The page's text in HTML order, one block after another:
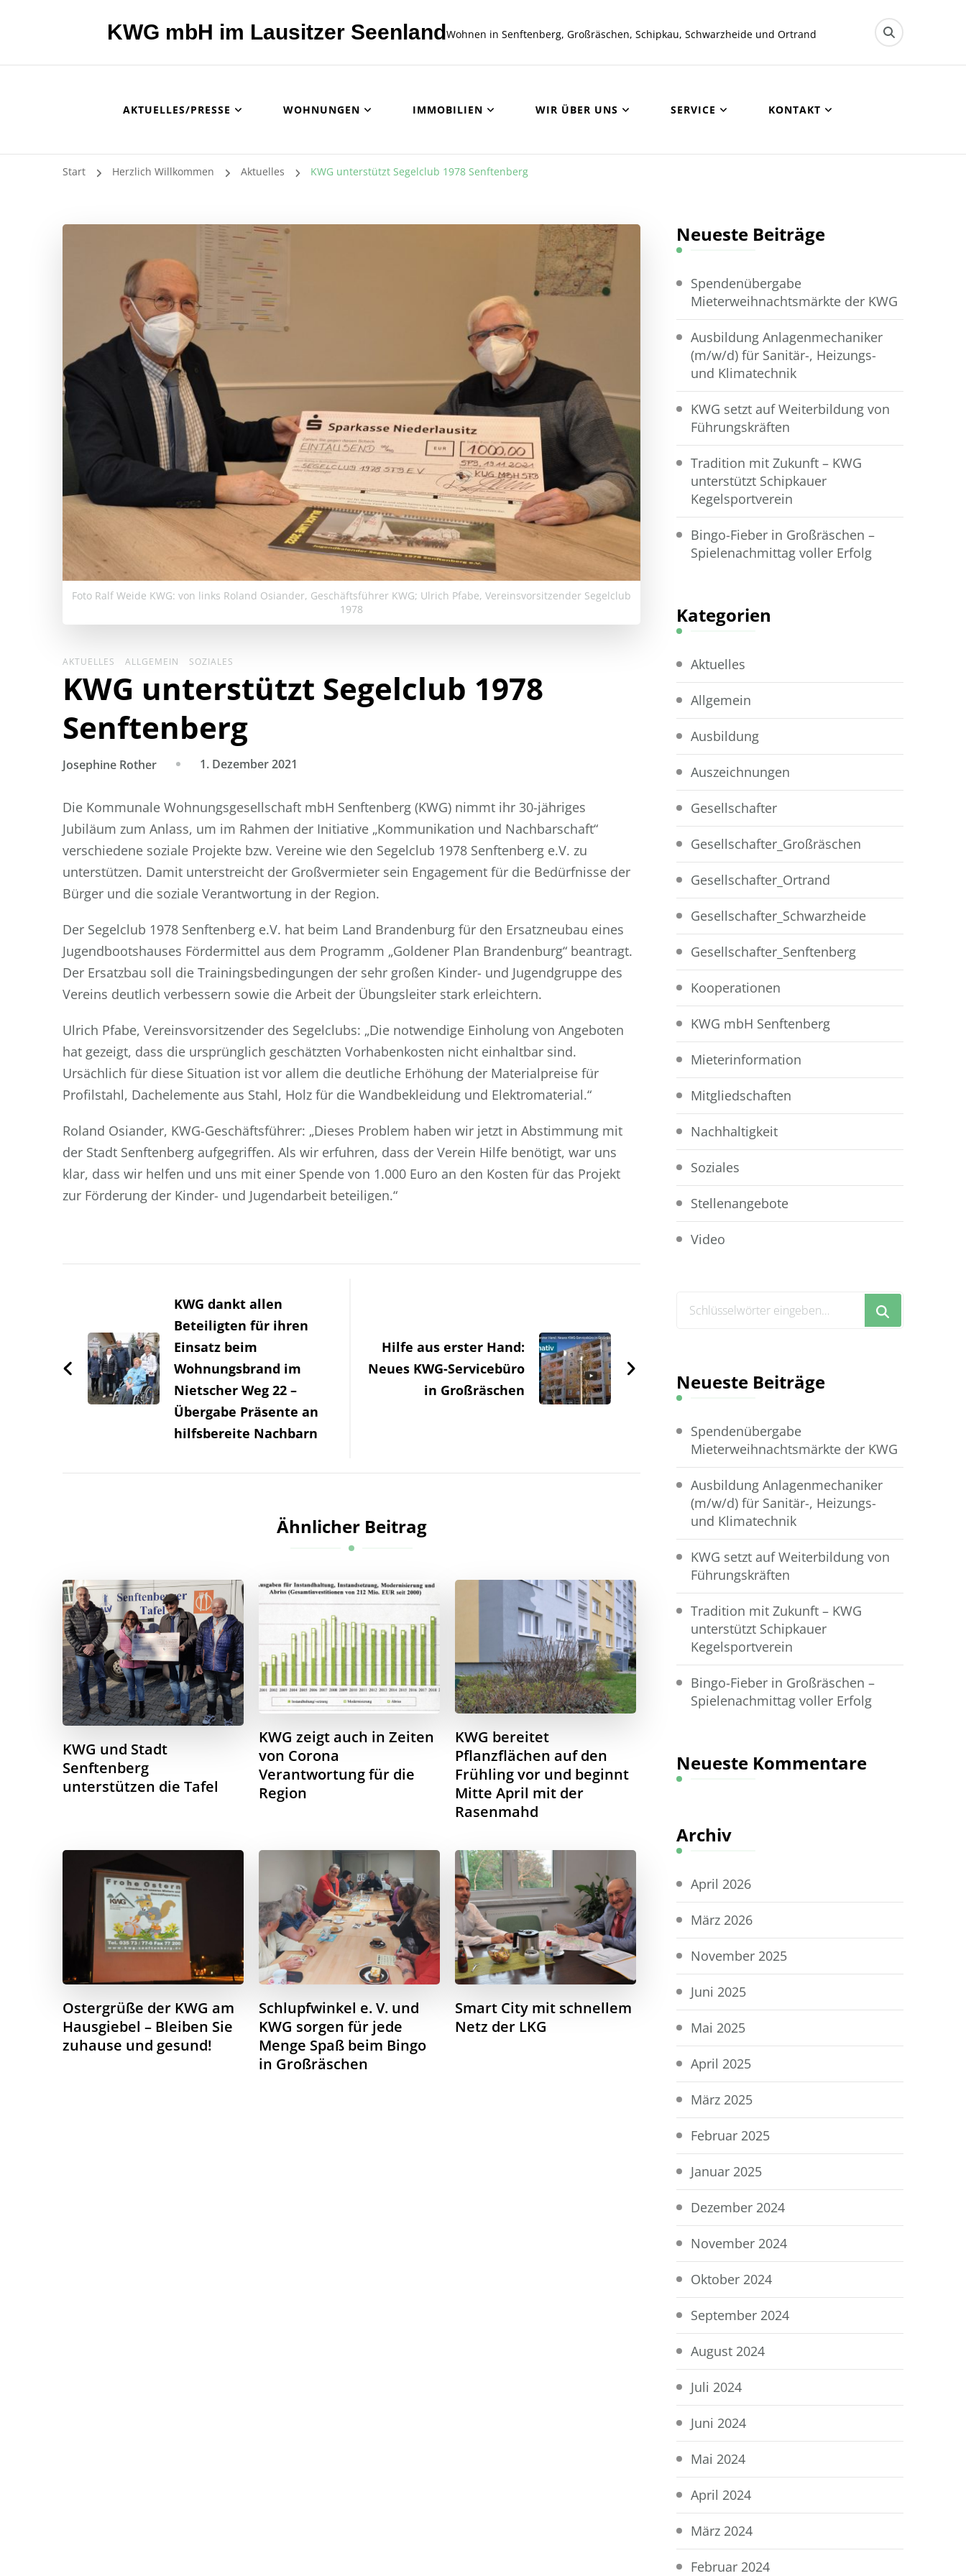
KWG mbH im Lausitzer SeenlandWohnen in Senftenberg, Großräschen, Schipkau, Schwarzheide und Ortrand
AKTUELLES/PRESSE WOHNUNGEN IMMOBILIEN WIR ÜBER UNS SERVICE KONTAKT
Start Herzlich Willkommen Aktuelles KWG unterstützt Segelclub 1978 Senftenberg
Foto Ralf Weide KWG: von links Roland Osiander, Geschäftsführer KWG; Ulrich Pfabe, Vereinsvorsitzender Segelclub
1978
AKTUELLES ALLGEMEIN SOZIALES
KWG unterstützt Segelclub 1978
Senftenberg
Josephine Rother 1. Dezember 2021
Die Kommunale Wohnungsgesellschaft mbH Senftenberg (KWG) nimmt ihr 30-jähriges
Jubiläum zum Anlass, um im Rahmen der Initiative „Kommunikation und Nachbarschaft“
verschiedene soziale Projekte bzw. Vereine wie den Segelclub 1978 Senftenberg e.V. zu
unterstützen. Damit unterstreicht der Großvermieter sein Engagement für die Bedürfnisse der
Bürger und die soziale Verantwortung in der Region.
Der Segelclub 1978 Senftenberg e.V. hat beim Land Brandenburg für den Ersatzneubau eines
Jugendbootshauses Fördermittel aus dem Programm „Goldener Plan Brandenburg“ beantragt.
Der Ersatzbau soll die Trainingsbedingungen der sehr großen Kinder- und Jugendgruppe des
Vereins deutlich verbessern sowie die Arbeit der Übungsleiter stark erleichtern.
Ulrich Pfabe, Vereinsvorsitzender des Segelclubs: „Die notwendige Einholung von Angeboten
hat gezeigt, dass die ursprünglich geschätzten Vorhabenkosten nicht einhaltbar sind.
Ursächlich für diese Situation ist vor allem die deutliche Erhöhung der Materialpreise für
Profilstahl, Dachelemente aus Stahl, Holz für die Wandbekleidung und Elektromaterial.“
Roland Osiander, KWG-Geschäftsführer: „Dieses Problem haben wir jetzt in Abstimmung mit
der Stadt Senftenberg aufgegriffen. Als wir erfuhren, dass der Verein Hilfe benötigt, war uns
klar, dass wir helfen und uns mit einer Spende von 1.000 Euro an den Kosten für das Projekt
zur Förderung der Kinder- und Jugendarbeit beteiligen.“
KWG dankt allen
Beteiligten für ihren
Einsatz beim
Wohnungsbrand im
Nietscher Weg 22 –
Übergabe Präsente an
hilfsbereite Nachbarn
Hilfe aus erster Hand:
Neues KWG-Servicebüro
in Großräschen
Ähnlicher Beitrag
KWG und Stadt
Senftenberg
unterstützen die Tafel
KWG zeigt auch in Zeiten
von Corona
Verantwortung für die
Region
KWG bereitet
Pflanzflächen auf den
Frühling vor und beginnt
Mitte April mit der
Rasenmahd
Ostergrüße der KWG am
Hausgiebel – Bleiben Sie
zuhause und gesund!
Schlupfwinkel e. V. und
KWG sorgen für jede
Menge Spaß beim Bingo
in Großräschen
Smart City mit schnellem
Netz der LKG
Neueste Beiträge
Spendenübergabe
Mieterweihnachtsmärkte der KWG
Ausbildung Anlagenmechaniker
(m/w/d) für Sanitär-, Heizungs-
und Klimatechnik
KWG setzt auf Weiterbildung von
Führungskräften
Tradition mit Zukunft – KWG
unterstützt Schipkauer
Kegelsportverein
Bingo-Fieber in Großräschen –
Spielenachmittag voller Erfolg
Kategorien
Aktuelles
Allgemein
Ausbildung
Auszeichnungen
Gesellschafter
Gesellschafter_Großräschen
Gesellschafter_Ortrand
Gesellschafter_Schwarzheide
Gesellschafter_Senftenberg
Kooperationen
KWG mbH Senftenberg
Mieterinformation
Mitgliedschaften
Nachhaltigkeit
Soziales
Stellenangebote
Video
Suchst
Neueste Beiträge
Spendenübergabe
Mieterweihnachtsmärkte der KWG
Ausbildung Anlagenmechaniker
(m/w/d) für Sanitär-, Heizungs-
und Klimatechnik
KWG setzt auf Weiterbildung von
Führungskräften
Tradition mit Zukunft – KWG
unterstützt Schipkauer
Kegelsportverein
Bingo-Fieber in Großräschen –
Spielenachmittag voller Erfolg
Neueste Kommentare
Archiv
April 2026
März 2026
November 2025
Juni 2025
Mai 2025
April 2025
März 2025
Februar 2025
Januar 2025
Dezember 2024
November 2024
Oktober 2024
September 2024
August 2024
Juli 2024
Juni 2024
Mai 2024
April 2024
März 2024
Februar 2024